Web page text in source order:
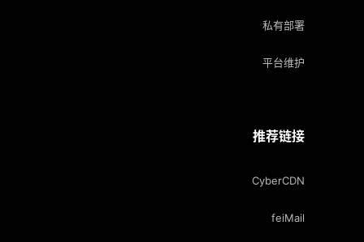
私有部署
平台维护
推荐链接
CyberCDN
feiMail